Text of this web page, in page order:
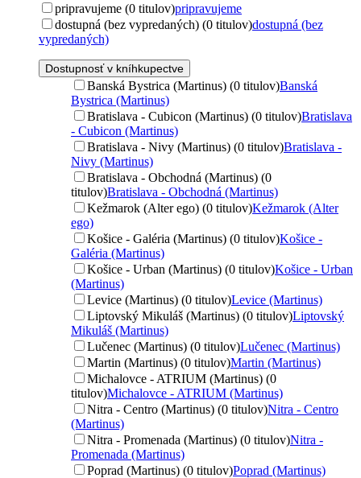
pripravujeme (0 titulov)pripravujeme
dostupná (bez vypredaných) (0 titulov)dostupná (bez
vypredaných)
Dostupnosť v kníhkupectve
Banská Bystrica (Martinus) (0 titulov)Banská
Bystrica (Martinus)
Bratislava - Cubicon (Martinus) (0 titulov)Bratislava
- Cubicon (Martinus)
Bratislava - Nivy (Martinus) (0 titulov)Bratislava -
Nivy (Martinus)
Bratislava - Obchodná (Martinus) (0
titulov)Bratislava - Obchodná (Martinus)
Kežmarok (Alter ego) (0 titulov)Kežmarok (Alter
ego)
Košice - Galéria (Martinus) (0 titulov)Košice -
Galéria (Martinus)
Košice - Urban (Martinus) (0 titulov)Košice - Urban
(Martinus)
Levice (Martinus) (0 titulov)Levice (Martinus)
Liptovský Mikuláš (Martinus) (0 titulov)Liptovský
Mikuláš (Martinus)
Lučenec (Martinus) (0 titulov)Lučenec (Martinus)
Martin (Martinus) (0 titulov)Martin (Martinus)
Michalovce - ATRIUM (Martinus) (0
titulov)Michalovce - ATRIUM (Martinus)
Nitra - Centro (Martinus) (0 titulov)Nitra - Centro
(Martinus)
Nitra - Promenada (Martinus) (0 titulov)Nitra -
Promenada (Martinus)
Poprad (Martinus) (0 titulov)Poprad (Martinus)